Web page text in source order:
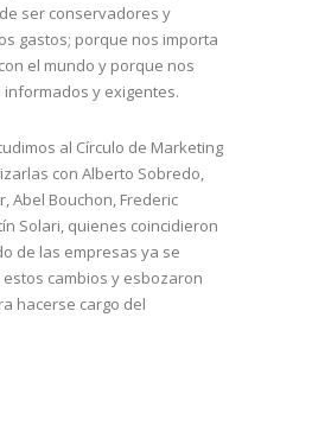
ser conservadores y
gastos; porque nos importa
el mundo y porque nos
y exigentes.
al Círculo de Marketing
con Alberto Sobredo,
Abel Bouchon, Frederic
Solari, quienes coincidieron
de las empresas ya se
cambios y esbozaron
hacerse cargo del